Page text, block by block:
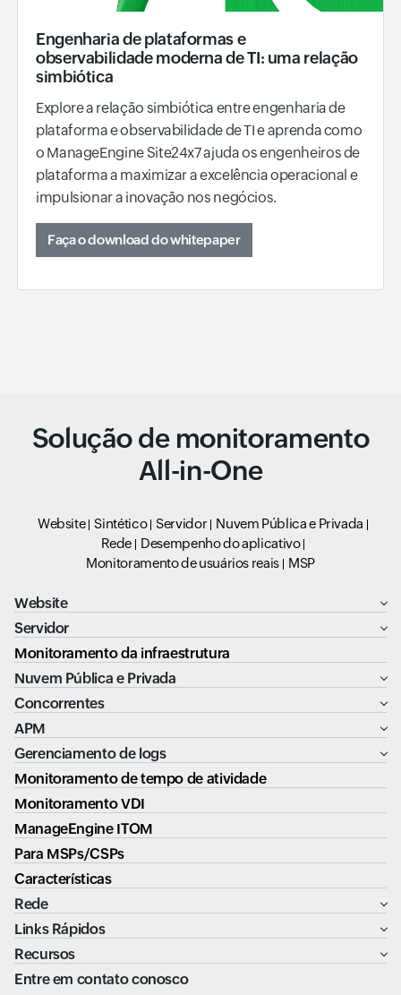
Engenharia de plataformas e
observabilidade moderna de TI: uma relação
simbiótica
Explore a relação simbiótica entre engenharia de
plataforma e observabilidade de TI e aprenda como
o ManageEngine Site24x7 ajuda os engenheiros de
plataforma a maximizar a excelência operacional e
impulsionar a inovação nos negócios.
Faça o download do whitepaper
Solução de monitoramento
All-in-One
Website Sintético Servidor
Nuvem Pública e Privada
Rede
Desempenho do aplicativo
Monitoramento de usuários reais
MSP
Website
Servidor
Monitoramento da infraestrutura
Nuvem Pública e Privada
Concorrentes
APM
Gerenciamento de logs
Monitoramento de tempo de atividade
Monitoramento VDI
ManageEngine ITOM
Para MSPs/CSPs
Características
Rede
Links Rápidos
Recursos
Entre em contato conosco